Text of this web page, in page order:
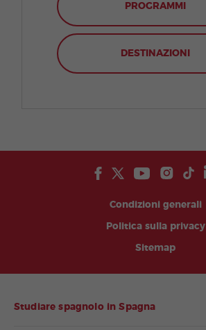
PROGRAMMI
DESTINAZIONI
Condizioni generali
Politica sulla privacy
Sitemap
Studiare spagnolo in Spagna